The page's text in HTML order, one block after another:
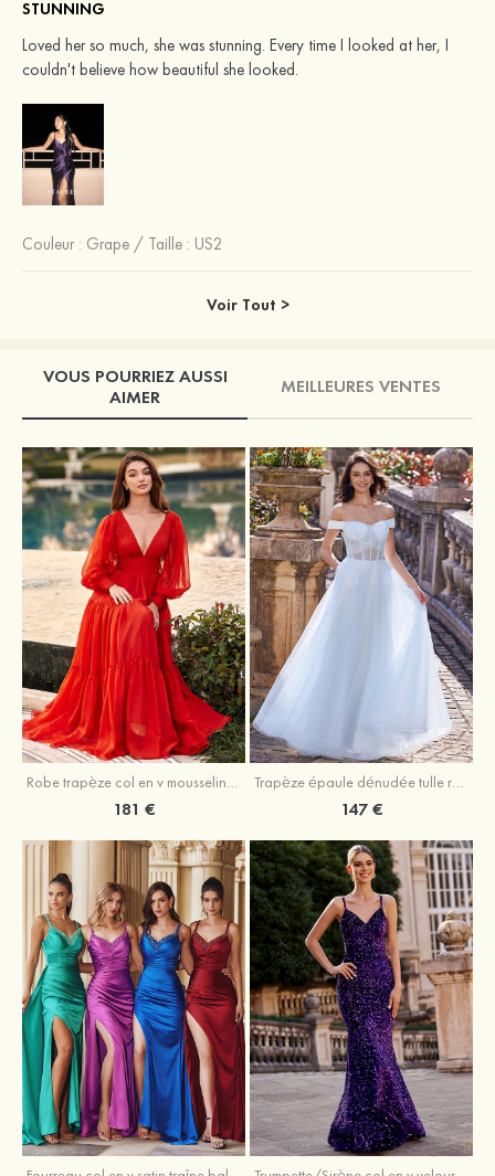
STUNNING
Loved her so much, she was stunning. Every time I looked at her, I
couldn't believe how beautiful she looked.
Couleur : Grape / Taille : US2
Voir Tout >
VOUS POURRIEZ AUSSI
AIMER
MEILLEURES VENTES
Robe trapèze col en v mousseline ras du sol robe de bal
181 €
Trapèze épaule dénudée tulle ras du sol robe de bal
147 €